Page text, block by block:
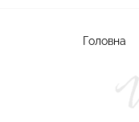
Головна